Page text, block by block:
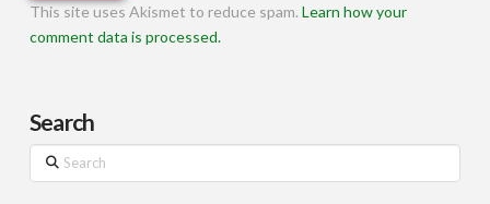
This site uses Akismet to reduce spam. Learn how your
comment data is processed.
Search
Search